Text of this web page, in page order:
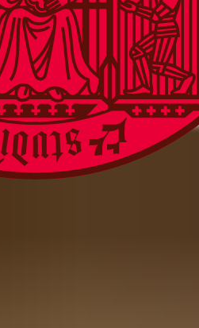
der Aula der Alten
aber eben auch
wurde die